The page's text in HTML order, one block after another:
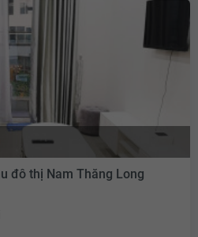
đô thị Nam Thăng Long